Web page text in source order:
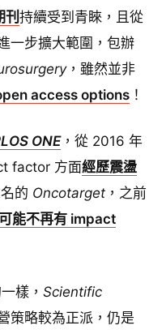
持續受到青睞，且從
一步擴大範圍，包辦
，雖然並非
access options ！
ONE，從 2016 年
factor 方面經歷震盪
的 Oncotarget ，之前
能不再有 impact
樣， Scientific
策略較為正派，仍是